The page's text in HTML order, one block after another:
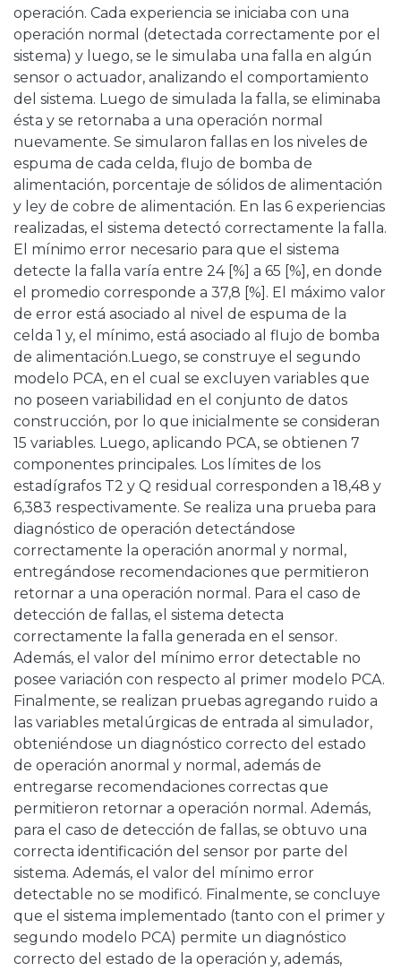
operación. Cada experiencia se iniciaba con una
operación normal (detectada correctamente por el
sistema) y luego, se le simulaba una falla en algún
sensor o actuador, analizando el comportamiento
del sistema. Luego de simulada la falla, se eliminaba
ésta y se retornaba a una operación normal
nuevamente. Se simularon fallas en los niveles de
espuma de cada celda, flujo de bomba de
alimentación, porcentaje de sólidos de alimentación
y ley de cobre de alimentación. En las 6 experiencias
realizadas, el sistema detectó correctamente la falla.
El mínimo error necesario para que el sistema
detecte la falla varía entre 24 [%] a 65 [%], en donde
el promedio corresponde a 37,8 [%]. El máximo valor
de error está asociado al nivel de espuma de la
celda 1 y, el mínimo, está asociado al flujo de bomba
de alimentación.Luego, se construye el segundo
modelo PCA, en el cual se excluyen variables que
no poseen variabilidad en el conjunto de datos
construcción, por lo que inicialmente se consideran
15 variables. Luego, aplicando PCA, se obtienen 7
componentes principales. Los límites de los
estadígrafos T2 y Q residual corresponden a 18,48 y
6,383 respectivamente. Se realiza una prueba para
diagnóstico de operación detectándose
correctamente la operación anormal y normal,
entregándose recomendaciones que permitieron
retornar a una operación normal. Para el caso de
detección de fallas, el sistema detecta
correctamente la falla generada en el sensor.
Además, el valor del mínimo error detectable no
posee variación con respecto al primer modelo PCA.
Finalmente, se realizan pruebas agregando ruido a
las variables metalúrgicas de entrada al simulador,
obteniéndose un diagnóstico correcto del estado
de operación anormal y normal, además de
entregarse recomendaciones correctas que
permitieron retornar a operación normal. Además,
para el caso de detección de fallas, se obtuvo una
correcta identificación del sensor por parte del
sistema. Además, el valor del mínimo error
detectable no se modificó. Finalmente, se concluye
que el sistema implementado (tanto con el primer y
segundo modelo PCA) permite un diagnóstico
correcto del estado de la operación y, además,